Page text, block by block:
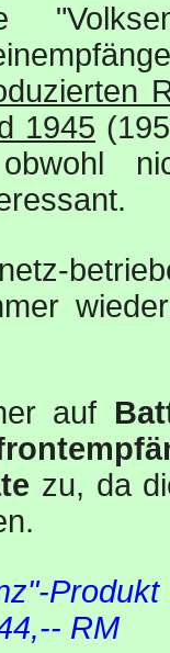
1945
auf
zu, da
RM